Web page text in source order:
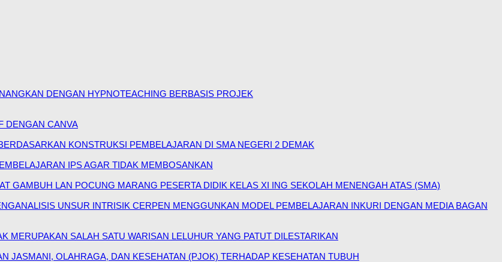
DENGAN HYPNOTEACHING BERBASIS PROJEK
DENGAN CANVA
KONSTRUKSI PEMBELAJARAN DI SMA NEGERI 2 DEMAK
IPS AGAR TIDAK MEMBOSANKAN
GAMBUH LAN POCUNG MARANG PESERTA DIDIK KELAS XI ING SEKOLAH MENENGAH ATAS (SMA)
UNSUR INTRISIK CERPEN MENGGUNKAN MODEL PEMBELAJARAN INKURI DENGAN MEDIA BAGAN
MERUPAKAN SALAH SATU WARISAN LELUHUR YANG PATUT DILESTARIKAN
JASMANI, OLAHRAGA, DAN KESEHATAN (PJOK) TERHADAP KESEHATAN TUBUH